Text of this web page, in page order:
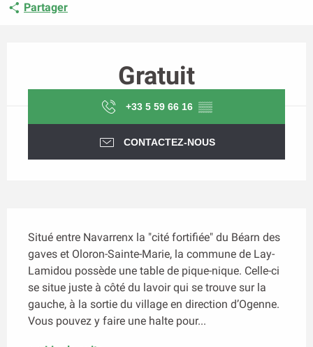
Partager
Gratuit
+33 5 59 66 16 ▒▒
CONTACTEZ-NOUS
Situé entre Navarrenx la "cité fortifiée" du Béarn des
gaves et Oloron-Sainte-Marie, la commune de Lay-
Lamidou possède une table de pique-nique. Celle-ci
se situe juste à côté du lavoir qui se trouve sur la
gauche, à la sortie du village en direction d’Ogenne.
Vous pouvez y faire une halte pour...